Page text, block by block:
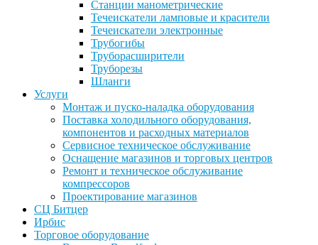
Станции манометрические
Течеискатели ламповые и красители
Течеискатели электронные
Трубогибы
Труборасширители
Труборезы
Шланги
Услуги
Монтаж и пуско-наладка оборудования
Поставка холодильного оборудования,
компонентов и расходных материалов
Сервисное техническое обслуживание
Оснащение магазинов и торговых центров
Ремонт и техническое обслуживание
компрессоров
Проектирование магазинов
СЦ Битцер
Ирбис
Торговое оборудование